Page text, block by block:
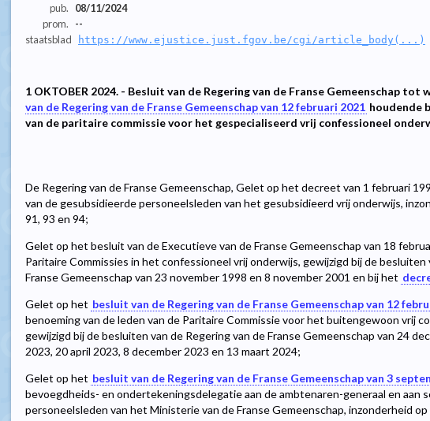
pub.
08/11/2024
prom.
--
staatsblad
https://www.ejustice.just.fgov.be/cgi/article_body(...)
1 OKTOBER 2024. - Besluit van de Regering van de Franse Gemeenschap tot
van de Regering van de Franse Gemeenschap van 12 februari 2021 houdende
van de paritaire commissie voor het gespecialiseerd vrij confessioneel
De Regering van de Franse Gemeenschap, Gelet op het decreet van 1 februari
van de gesubsidieerde personeelsleden van het gesubsidieerd vrij onderwijs,
91, 93 en 94;
Gelet op het besluit van de Executieve van de Franse Gemeenschap van 18
Paritaire Commissies in het confessioneel vrij onderwijs, gewijzigd bij de besluiten
Franse Gemeenschap van 23 november 1998 en 8 november 2001 en bij het
Gelet op het besluit van de Regering van de Franse Gemeenschap van 12
benoeming van de leden van de Paritaire Commissie voor het buitengewoon vrij
gewijzigd bij de besluiten van de Regering van de Franse Gemeenschap van 24
2023, 20 april 2023, 8 december 2023 en 13 maart 2024;
Gelet op het besluit van de Regering van de Franse Gemeenschap van 3
bevoegdheids- en ondertekeningsdelegatie aan de ambtenaren-generaal en aan
personeelsleden van het Ministerie van de Franse Gemeenschap, inzonderheid op